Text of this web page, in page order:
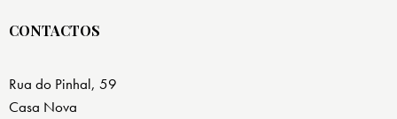
CONTACTOS
Rua do Pinhal, 59
Casa Nova